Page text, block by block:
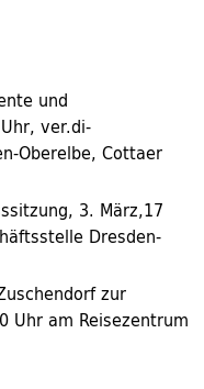
und
ver.di-
Oberelbe, Cottaer
3. März,17
Dresden-
zur
Uhr am Reisezentrum